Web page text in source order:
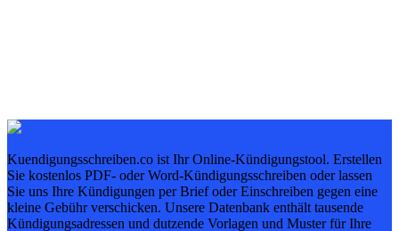
Kuendigungsschreiben.co ist Ihr Online-Kündigungstool. Erstellen
Sie kostenlos PDF- oder Word-Kündigungsschreiben oder lassen
Sie uns Ihre Kündigungen per Brief oder Einschreiben gegen eine
kleine Gebühr verschicken. Unsere Datenbank enthält tausende
Kündigungsadressen und dutzende Vorlagen und Muster für Ihre